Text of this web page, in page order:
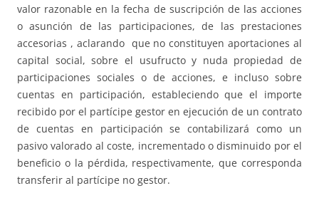
valor razonable en la fecha de suscripción de las acciones
o asunción de las participaciones, de las prestaciones
accesorias , aclarando que no constituyen aportaciones al
capital social, sobre el usufructo y nuda propiedad de
participaciones sociales o de acciones, e incluso sobre
cuentas en participación, estableciendo que el importe
recibido por el partícipe gestor en ejecución de un contrato
de cuentas en participación se contabilizará como un
pasivo valorado al coste, incrementado o disminuido por el
beneficio o la pérdida, respectivamente, que corresponda
transferir al partícipe no gestor.